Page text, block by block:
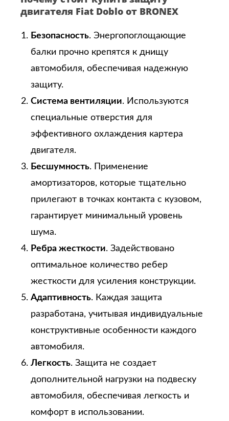
двигателя Fiat Doblo от BRONEX
Безопасность. Энергопоглощающие
балки прочно крепятся к днищу
автомобиля, обеспечивая надежную
защиту.
Система вентиляции. Используются
специальные отверстия для
эффективного охлаждения картера
двигателя.
Бесшумность. Применение
амортизаторов, которые тщательно
прилегают в точках контакта с кузовом,
гарантирует минимальный уровень
шума.
Ребра жесткости. Задействовано
оптимальное количество ребер
жесткости для усиления конструкции.
Адаптивность. Каждая защита
разработана, учитывая индивидуальные
конструктивные особенности каждого
автомобиля.
Легкость. Защита не создает
дополнительной нагрузки на подвеску
автомобиля, обеспечивая легкость и
комфорт в использовании.